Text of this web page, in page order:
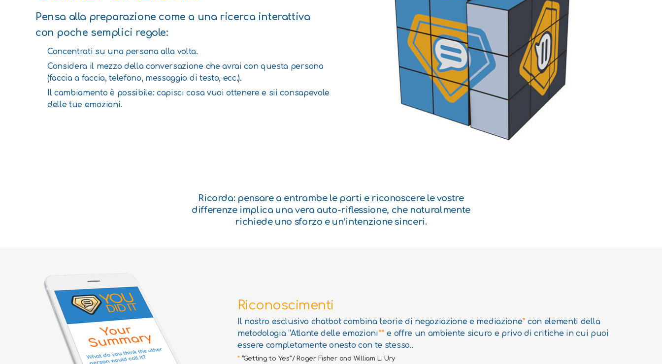
Pensa alla preparazione come a una ricerca interattiva
con poche semplici regole:
Concentrati su una persona alla volta.
Considera il mezzo della conversazione che avrai con questa persona
(faccia a faccia, telefono, messaggio di testo, ecc.).
Il cambiamento è possibile: capisci cosa vuoi ottenere e sii consapevole
delle tue emozioni.
Ricorda: pensare a entrambe le parti e riconoscere le vostre
differenze implica una vera auto-riflessione, che naturalmente
richiede uno sforzo e un’intenzione sinceri.
Riconoscimenti
Il nostro esclusivo chatbot combina teorie di negoziazione e mediazione* con elementi della
metodologia “Atlante delle emozioni** e offre un ambiente sicuro e privo di critiche in cui puoi
essere completamente onesto con te stesso..
* “Getting to Yes”/ Roger Fisher and William L. Ury